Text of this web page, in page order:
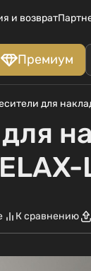
и возврат
Премиум
для
К сравнению